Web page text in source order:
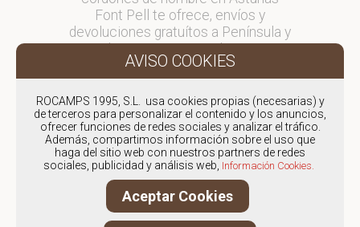
Font Pell te ofrece, envíos y
devoluciones gratuítos a Península y
consultar
en comercial@fontpell.com.
Los envíos a Asturias gestionados
entre semana se entregarán en
menos de 48 horas; los pedidos
realizados en fin de semana, el
producto se enviará a partir del
lunes.
ROCAMPS 1995, S.L. usa cookies propias (necesarias) y
de terceros para personalizar el contenido y los anuncios,
ofrecer funciones de redes sociales y analizar el tráfico.
Además, compartimos información sobre el uso que
haga del sitio web con nuestros partners de redes
sociales, publicidad y análisis web, Información Cookies.
Aceptar Cookies